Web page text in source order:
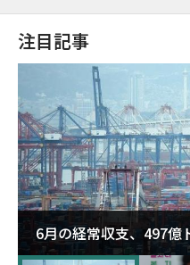
注目記事
6月の経常収支、497